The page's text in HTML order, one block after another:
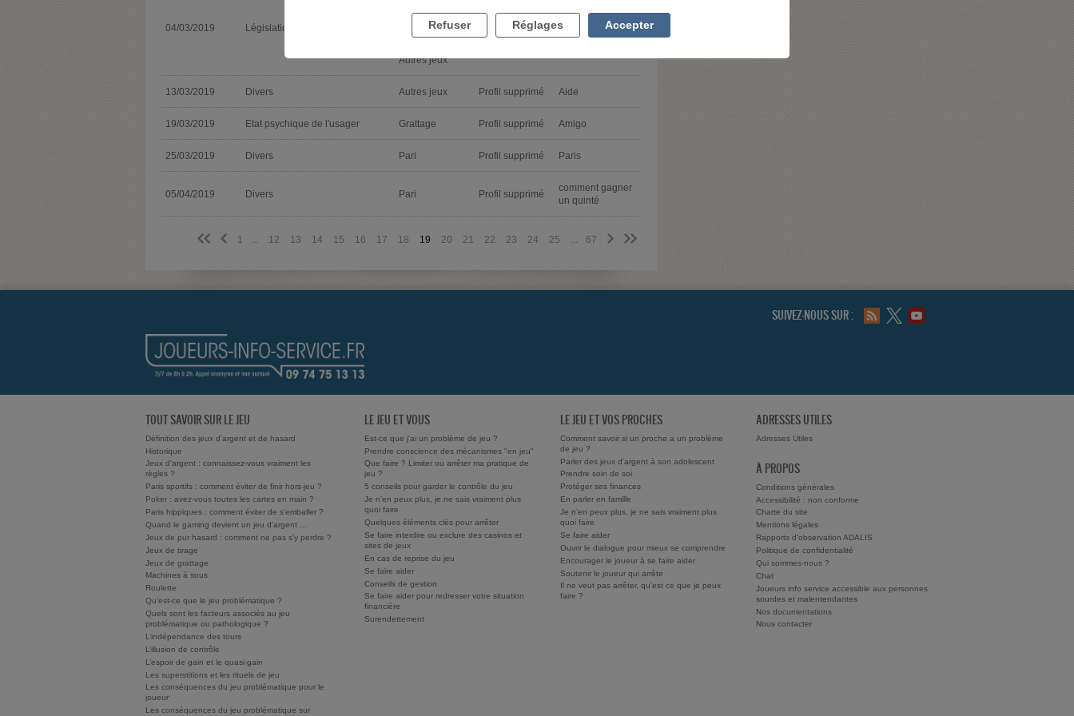
04/03/2019 Législation
Casino
Loterie
Autres jeux
Profil supprimé
Auto exclusion
volontaires FDJ
13/03/2019 Divers Autres jeux Profil supprimé Aide
19/03/2019 Etat psychique de l'usager Grattage Profil supprimé Amigo
25/03/2019 Divers Pari Profil supprimé Paris
05/04/2019 Divers Pari Profil supprimé
comment gagner
un quinté
<< < 1 ... 12 13 14 15 16 17 18 19 20 21 22 23 24 25 ... 67 > >>
SUIVEZ-NOUS SUR :
TOUT SAVOIR SUR LE JEU
Définition des jeux d’argent et de hasard
Historique
Jeux d'argent : connaissez-vous vraiment les
règles ?
Paris sportifs : comment éviter de finir hors-jeu ?
Poker : avez-vous toutes les cartes en main ?
Paris hippiques : comment éviter de s'emballer ?
Quand le gaming devient un jeu d'argent ...
Jeux de pur hasard : comment ne pas s'y perdre ?
Jeux de tirage
Jeux de grattage
Machines à sous
Roulette
Qu’est-ce que le jeu problématique ?
Quels sont les facteurs associés au jeu
problématique ou pathologique ?
L’indépendance des tours
L’illusion de contrôle
L’espoir de gain et le quasi-gain
Les superstitions et les rituels de jeu
Les conséquences du jeu problématique pour le
joueur
Les conséquences du jeu problématique sur
LE JEU ET VOUS
Est-ce que j'ai un problème de jeu ?
Prendre conscience des mécanismes "en jeu"
Que faire ? Limiter ou arrêter ma pratique de
jeu ?
5 conseils pour garder le contrôle du jeu
Je n’en peux plus, je ne sais vraiment plus
quoi faire
Quelques éléments clés pour arrêter
Se faire interdire ou exclure des casinos et
sites de jeux
En cas de reprise du jeu
Se faire aider
Conseils de gestion
Se faire aider pour redresser votre situation
financière
Surendettement
LE JEU ET VOS PROCHES
Comment savoir si un proche a un problème
de jeu ?
Parler des jeux d'argent à son adolescent
Prendre soin de soi
Protéger ses finances
En parler en famille
Je n’en peux plus, je ne sais vraiment plus
quoi faire
Se faire aider
Ouvrir le dialogue pour mieux se comprendre
Encourager le joueur à se faire aider
Soutenir le joueur qui arrête
Il ne veut pas arrêter, qu’est ce que je peux
faire ?
ADRESSES UTILES
Adresses Utiles
À PROPOS
Conditions générales
Accessibilité : non conforme
Charte du site
Mentions légales
Rapports d'observation ADALIS
Politique de confidentialité
Qui sommes-nous ?
Chat
Joueurs info service accessible aux personnes
sourdes et malentendantes
Nos documentations
Nous contacter
Refuser Réglages Accepter